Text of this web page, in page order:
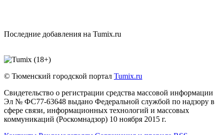
Последние добавления на Tumix.ru
© Тюменский городской портал Tumix.ru
Свидетельство о регистрации средства массовой информации
Эл № ФС77-63648 выдано Федеральной службой по надзору в
сфере связи, информационных технологий и массовых
коммуникаций (Роскомнадзор) 10 ноября 2015 г.